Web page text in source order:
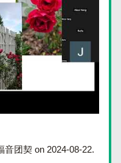
音团契 on 2024-08-22.